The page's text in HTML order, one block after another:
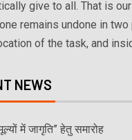
give to all. That is
remains undone in
of the task, and
NEWS
में जागृति” हेतु समारोह